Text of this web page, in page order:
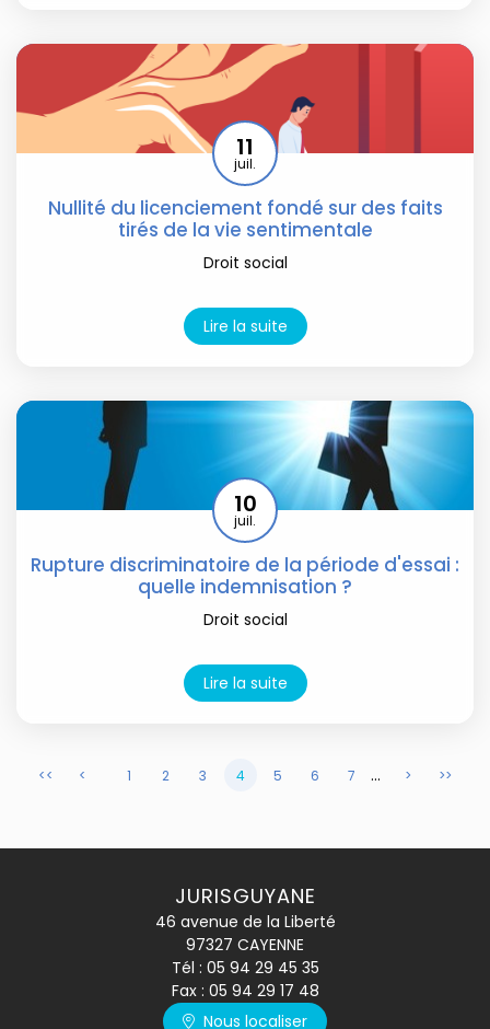
Nullité du licenciement fondé sur des faits
tirés de la vie sentimentale
11
juil.
Droit social
Lire la suite
Rupture discriminatoire de la période d'essai :
quelle indemnisation ?
10
juil.
Droit social
Lire la suite
<< < 1 2 3 4 5 6 7 ... > >>
JURISGUYANE
46 avenue de la Liberté
97327 CAYENNE
Tél : 05 94 29 45 35
Fax : 05 94 29 17 48
Nous localiser